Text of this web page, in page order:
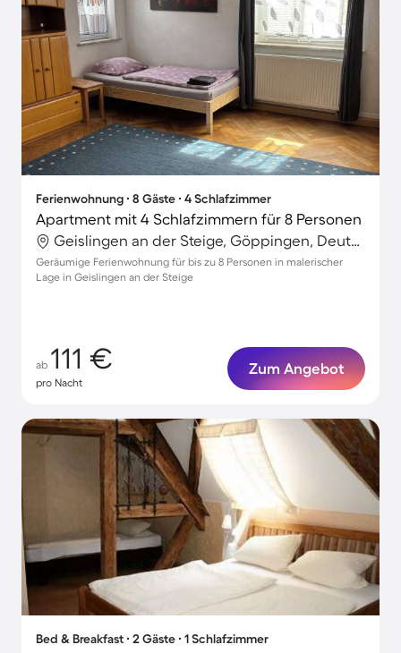
Ferienwohnung ∙ 8 Gäste ∙ 4 Schlafzimmer
Apartment mit 4 Schlafzimmern für 8 Personen
Geislingen an der Steige, Göppingen, Deutschland
Geräumige Ferienwohnung für bis zu 8 Personen in malerischer
Lage in Geislingen an der Steige
ab 111 €
pro Nacht
Zum Angebot
Bed & Breakfast ∙ 2 Gäste ∙ 1 Schlafzimmer